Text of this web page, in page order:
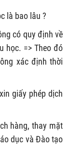
là bao lâu ?
có quy định về
học. => Theo đó
xác định thời
giấy phép dịch
hàng, thay mặt
dục và Đào tạo